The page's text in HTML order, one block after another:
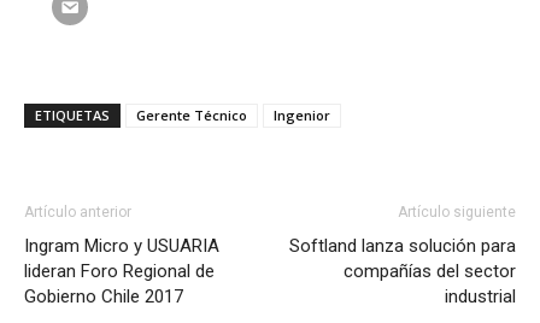
ETIQUETAS Gerente Técnico Ingenior
Artículo anterior
Ingram Micro y USUARIA
lideran Foro Regional de
Gobierno Chile 2017
Artículo siguiente
Softland lanza solución para
compañías del sector
industrial